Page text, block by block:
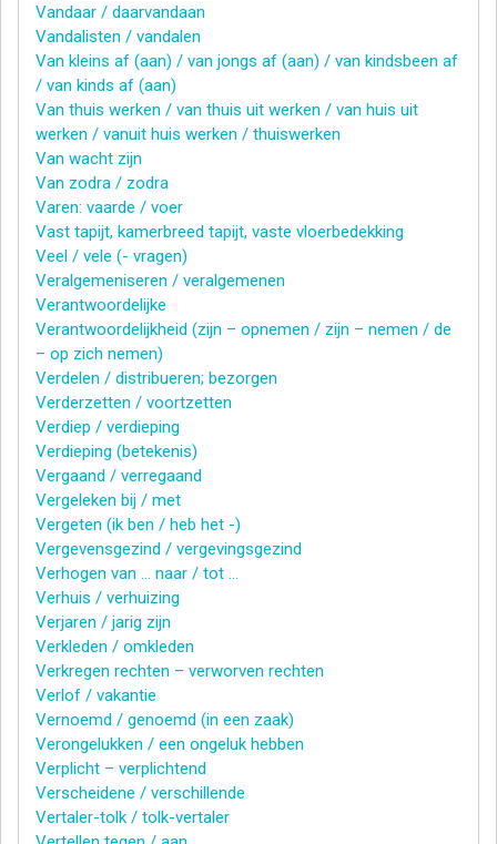
Vandaar / daarvandaan
Vandalisten / vandalen
Van kleins af (aan) / van jongs af (aan) / van kindsbeen af
/ van kinds af (aan)
Van thuis werken / van thuis uit werken / van huis uit
werken / vanuit huis werken / thuiswerken
Van wacht zijn
Van zodra / zodra
Varen: vaarde / voer
Vast tapijt, kamerbreed tapijt, vaste vloerbedekking
Veel / vele (- vragen)
Veralgemeniseren / veralgemenen
Verantwoordelijke
Verantwoordelijkheid (zijn – opnemen / zijn – nemen / de
– op zich nemen)
Verdelen / distribueren; bezorgen
Verderzetten / voortzetten
Verdiep / verdieping
Verdieping (betekenis)
Vergaand / verregaand
Vergeleken bij / met
Vergeten (ik ben / heb het -)
Vergevensgezind / vergevingsgezind
Verhogen van … naar / tot …
Verhuis / verhuizing
Verjaren / jarig zijn
Verkleden / omkleden
Verkregen rechten – verworven rechten
Verlof / vakantie
Vernoemd / genoemd (in een zaak)
Verongelukken / een ongeluk hebben
Verplicht – verplichtend
Verscheidene / verschillende
Vertaler-tolk / tolk-vertaler